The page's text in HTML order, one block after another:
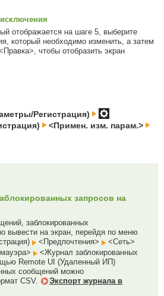
отображается на шаге 5, выберите
который необходимо изменить, а затем
чтобы отобразить экран
Регистрация)
<Примен. изм. парам.>
запросов на
заблокированных
вывести на экран, перейдя по меню
<Предпочтения>
<Сеть>
<Журнал заблокированных
Remote UI (Удаленный ИП)
сообщений можно
CSV.
Экспорт журнала в